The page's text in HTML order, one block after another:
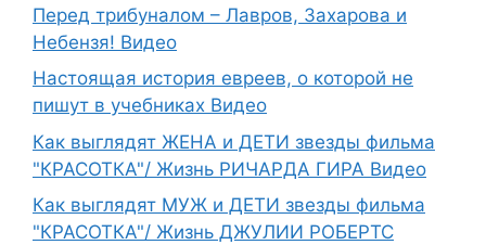
Перед трибуналом – Лавров, Захарова и
Небензя! Видео
Настоящая история евреев, о которой не
пишут в учебниках Видео
Как выглядят ЖЕНА и ДЕТИ звезды фильма
"КРАСОТКА"/ Жизнь РИЧАРДА ГИРА Видео
Как выглядят МУЖ и ДЕТИ звезды фильма
"КРАСОТКА"/ Жизнь ДЖУЛИИ РОБЕРТС